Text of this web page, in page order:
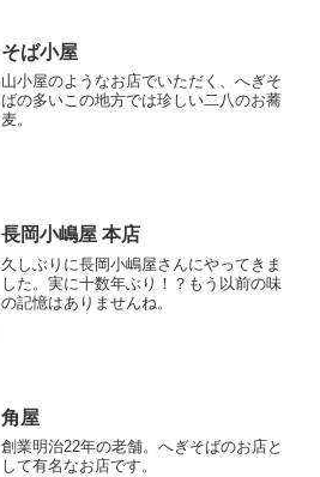
そば小屋
山小屋のようなお店でいただく、へぎそ
ばの多いこの地方では珍しい二八のお蕎
麦。
長岡小嶋屋 本店
久しぶりに長岡小嶋屋さんにやってきま
した。実に十数年ぶり！？もう以前の味
の記憶はありませんね。
角屋
創業明治22年の老舗。へぎそばのお店と
して有名なお店です。